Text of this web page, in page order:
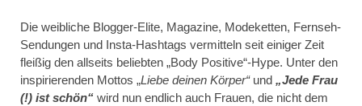
Die weibliche Blogger-Elite, Magazine, Modeketten, Fernseh-
Sendungen und Insta-Hashtags vermitteln seit einiger Zeit
fleißig den allseits beliebten „Body Positive“-Hype. Unter den
inspirierenden Mottos „Liebe deinen Körper“und „Jede Frau
(!) ist schön“ wird nun endlich auch Frauen, die nicht dem